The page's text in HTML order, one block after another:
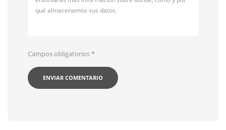
qué almacenamos sus datos.
Campos obligatorios*